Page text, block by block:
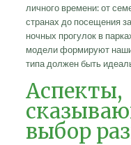
личного времени: от
странах до посещения
ночных прогулок в
модели формируют наши
типа должен быть
Аспекты,
выбор